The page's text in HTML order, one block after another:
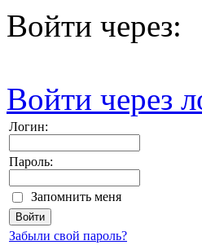
Войти через:
Войти через
Логин:
Пароль:
Запомнить меня
Забыли свой пароль?